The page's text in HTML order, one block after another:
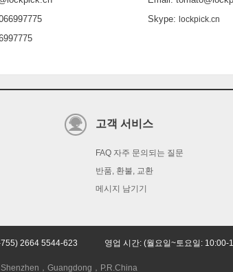
Skype: lockpick.cn
고객 서비스
FAQ 자주 문의되는 질문
반품, 환불, 교환
메시지 남기기
5544-623 영업 시간: (월요일~토요일: 10:00-
，Guangdong，P.R.China